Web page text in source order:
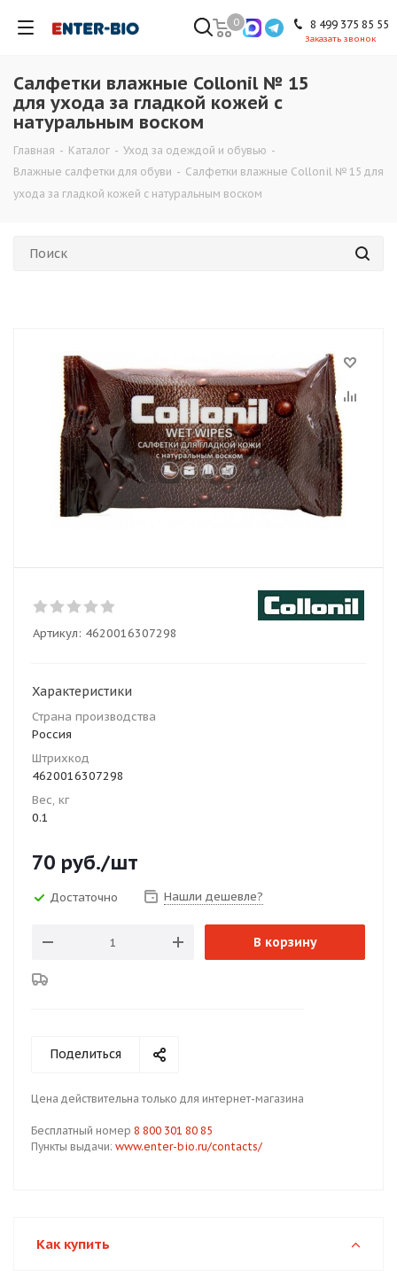
8 499 375 85 55
Заказать звонок
0
Салфетки влажные Collonil № 15
для ухода за гладкой кожей с
натуральным воском
Главная - Каталог - Уход за одеждой и обувью -
Влажные салфетки для обуви - Салфетки влажные Collonil № 15 для
ухода за гладкой кожей с натуральным воском
Артикул: 4620016307298
Характеристики
Страна производства
Россия
Штрихкод
4620016307298
Вес, кг
0.1
70 руб./шт
Достаточно Нашли дешевле?
В корзину
Поделиться
Цена действительна только для интернет-магазина
Бесплатный номер 8 800 301 80 85
Пункты выдачи: www.enter-bio.ru/contacts/
Как купить